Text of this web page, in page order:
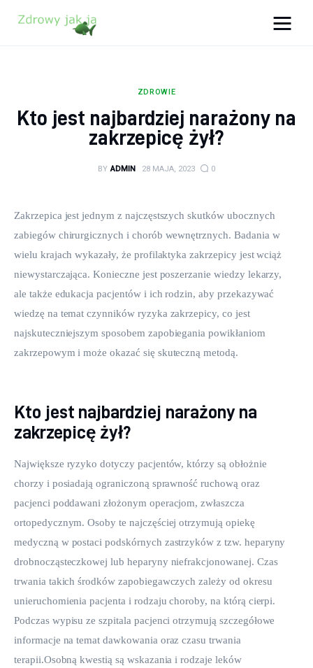
Zdrowy jak ja
Uroda
Lifestyle
Kontakt
ZDROWIE
Kto jest najbardziej narażony na
zakrzepicę żył?
BY ADMIN 28 MAJA, 2023 0
Zakrzepica jest jednym z najczęstszych skutków ubocznych
zabiegów chirurgicznych i chorób wewnętrznych. Badania w
wielu krajach wykazały, że profilaktyka zakrzepicy jest wciąż
niewystarczająca. Konieczne jest poszerzanie wiedzy lekarzy,
ale także edukacja pacjentów i ich rodzin, aby przekazywać
wiedzę na temat czynników ryzyka zakrzepicy, co jest
najskuteczniejszym sposobem zapobiegania powikłaniom
zakrzepowym i może okazać się skuteczną metodą.
Kto jest najbardziej narażony na
zakrzepicę żył?
Największe ryzyko dotyczy pacjentów, którzy są obłożnie
chorzy i posiadają ograniczoną sprawność ruchową oraz
pacjenci poddawani złożonym operacjom, zwłaszcza
ortopedycznym. Osoby te najczęściej otrzymują opiekę
medyczną w postaci podskórnych zastrzyków z tzw. heparyny
drobnocząsteczkowej lub heparyny niefrakcjonowanej. Czas
trwania takich środków zapobiegawczych zależy od okresu
unieruchomienia pacjenta i rodzaju choroby, na którą cierpi.
Podczas wypisu ze szpitala pacjenci otrzymują szczegółowe
informacje na temat dawkowania oraz czasu trwania
terapii.Osobną kwestią są wskazania i rodzaje leków